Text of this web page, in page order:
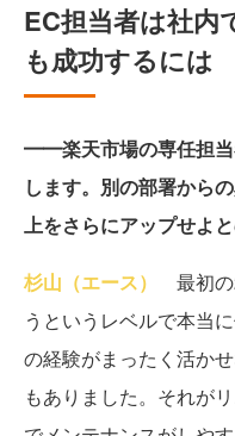
EC担当者は社内
も成功するには
━━楽天市場の専任担当
します。別の部署から
上をさらにアップせよ
杉山（エース）
最初の
うというレベルで本当
の経験がまったく活か
もありました。それが